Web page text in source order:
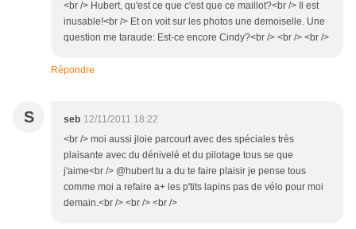
<br /> Hubert, qu'est ce que c'est que ce maillot?<br /> Il est
inusable!<br /> Et on voit sur les photos une demoiselle. Une
question me taraude: Est-ce encore Cindy?<br /> <br /> <br />
Répondre
S seb 12/11/2011 18:22
<br /> moi aussi jloie parcourt avec des spéciales très
plaisante avec du dénivelé et du pilotage tous se que
j'aime<br /> @hubert tu a du te faire plaisir je pense tous
comme moi a refaire a+ les p'tits lapins pas de vélo pour moi
demain.<br /> <br /> <br />